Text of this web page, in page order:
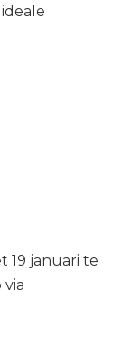
19 januari te